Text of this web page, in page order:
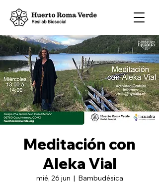
Meditación con
Aleka Vial
mié, 26 jun
  |
Bambudésica